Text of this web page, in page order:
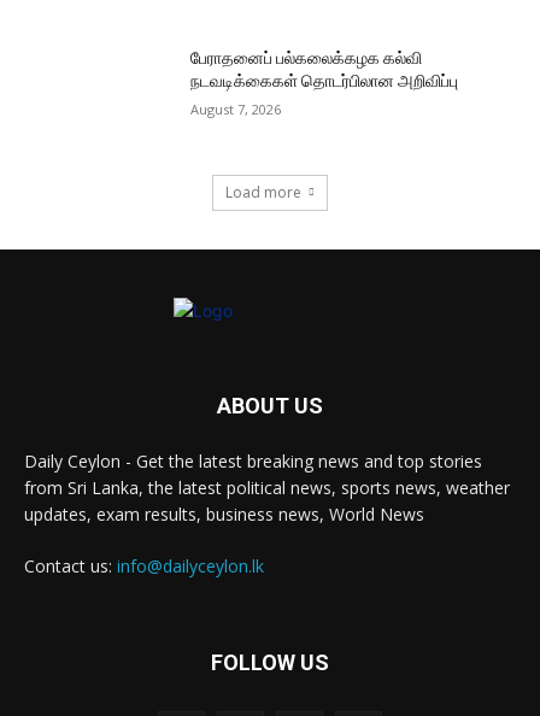
பேராதனைப் பல்கலைக்கழக கல்வி
நடவடிக்கைகள் தொடர்பிலான அறிவிப்பு
August 7, 2026
Load more
ABOUT US
Daily Ceylon - Get the latest breaking news and top stories
from Sri Lanka, the latest political news, sports news, weather
updates, exam results, business news, World News
Contact us: info@dailyceylon.lk
FOLLOW US